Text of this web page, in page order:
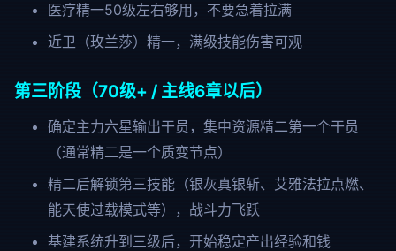
医疗精一50级左右够用，不要急着拉满
近卫（玫兰莎）精一，满级技能伤害可观
第三阶段（70级+ / 主线6章以后）
确定主力六星输出干员，集中资源精二第一个干员
（通常精二是一个质变节点）
精二后解锁第三技能（银灰真银斩、艾雅法拉点燃、
能天使过载模式等），战斗力飞跃
基建系统升到三级后，开始稳定产出经验和钱